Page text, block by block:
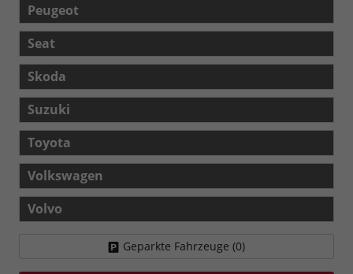
Peugeot
Seat
Skoda
Suzuki
Toyota
Volkswagen
Volvo
Geparkte Fahrzeuge (0)